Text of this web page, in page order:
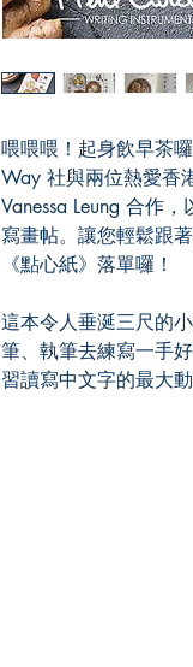
喂喂喂！起身飲早茶
Way 社與兩位熱愛香
Vanessa Leung 合作
寫畫帖。讓您輕鬆跟
《點心紙》落單囉！
這本令人垂涎三尺的
筆、執筆去練寫一手
習讀寫中文字的最大